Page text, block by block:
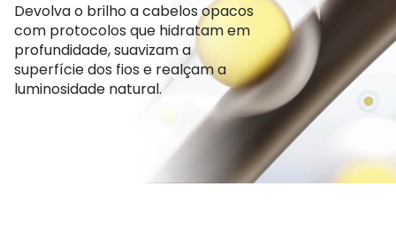
Devolva o brilho a cabelos opacos
com protocolos que hidratam em
profundidade, suavizam a
superfície dos fios e realçam a
luminosidade natural.